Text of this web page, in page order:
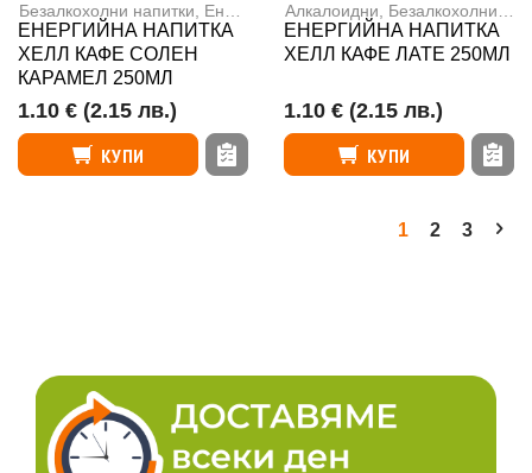
Безалкохолни напитки Енергийни напитки
ЕНЕРГИЙНА НАПИТКА
ХЕЛЛ КАФЕ СОЛЕН
КАРАМЕЛ 250МЛ
1.10 € (2.15 лв.)
КУПИ
Алкалоидни Безалкохолни напитки
ЕНЕРГИЙНА НАПИТКА
ХЕЛЛ КАФЕ ЛАТЕ 250МЛ
1.10 € (2.15 лв.)
КУПИ
1 2 3